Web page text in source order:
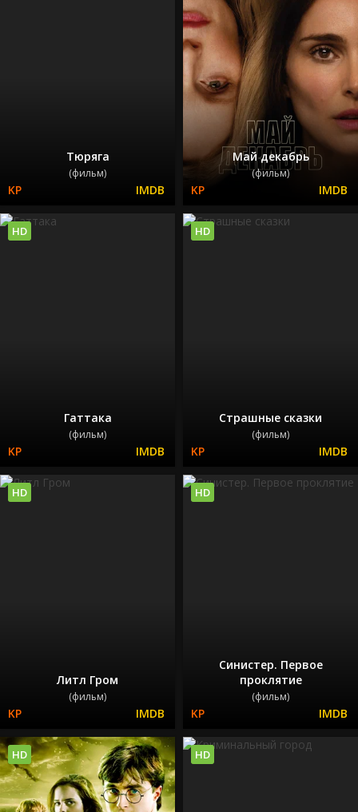
Тюряга
(фильм)
Май декабрь
(фильм)
Гаттака
(фильм)
HD
Страшные сказки
(фильм)
HD
Литл Гром
(фильм)
HD
Синистер. Первое
проклятие
(фильм)
HD
HD HD